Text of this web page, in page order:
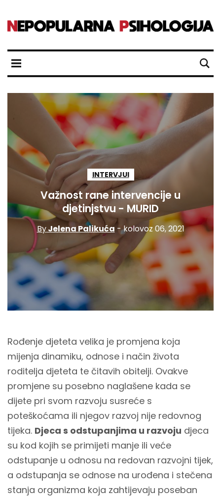
INTERVJUI
Važnost rane intervencije u
djetinjstvu - MURID
ByJelena Palikuća - kolovoz 06, 2021
Rođenje djeteta velika je promjena koja
mijenja dinamiku, odnose i način života
roditelja djeteta te čitavih obitelji. Ovakve
promjene su posebno naglašene kada se
dijete pri svom razvoju susreće s
poteškoćama ili njegov razvoj nije redovnog
tijeka. Djeca s odstupanjima u razvoju djeca
su kod kojih se primijeti manje ili veće
odstupanje u odnosu na redovan razvojni tijek,
a odstupanja se odnose na urođena i stečena
stanja organizma koja zahtijevaju poseban